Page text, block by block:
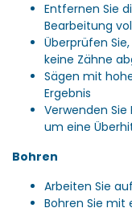
Entfernen Sie
Bearbeitung
Überprüfen
keine Zähne
Sägen mit
Ergebnis
Verwenden Sie
um eine
Bohren
Arbeiten Sie
Bohren Sie mit